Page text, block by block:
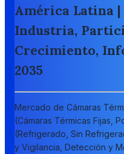
América Latina |
Industria,
Crecimiento,
2035
Mercado de Cámaras
(Cámaras Térmicas Fijas,
(Refrigerado, Sin
y Vigilancia, Detección y